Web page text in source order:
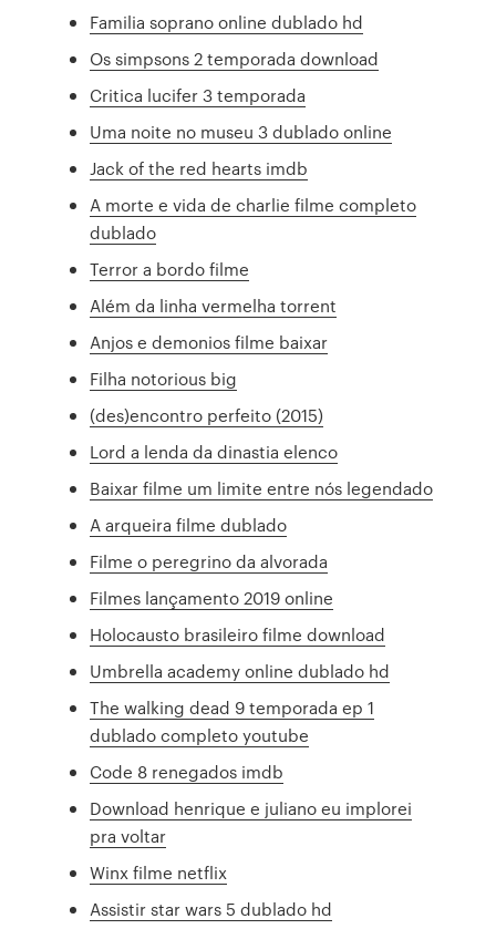
Familia soprano online dublado hd
Os simpsons 2 temporada download
Critica lucifer 3 temporada
Uma noite no museu 3 dublado online
Jack of the red hearts imdb
A morte e vida de charlie filme completo
dublado
Terror a bordo filme
Além da linha vermelha torrent
Anjos e demonios filme baixar
Filha notorious big
(des)encontro perfeito (2015)
Lord a lenda da dinastia elenco
Baixar filme um limite entre nós legendado
A arqueira filme dublado
Filme o peregrino da alvorada
Filmes lançamento 2019 online
Holocausto brasileiro filme download
Umbrella academy online dublado hd
The walking dead 9 temporada ep 1
dublado completo youtube
Code 8 renegados imdb
Download henrique e juliano eu implorei
pra voltar
Winx filme netflix
Assistir star wars 5 dublado hd